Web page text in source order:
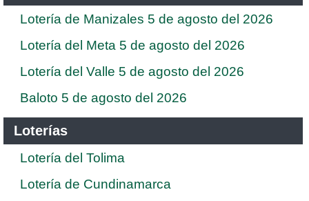
Lotería de Manizales 5 de agosto del 2026
Lotería del Meta 5 de agosto del 2026
Lotería del Valle 5 de agosto del 2026
Baloto 5 de agosto del 2026
Loterías
Lotería del Tolima
Lotería de Cundinamarca